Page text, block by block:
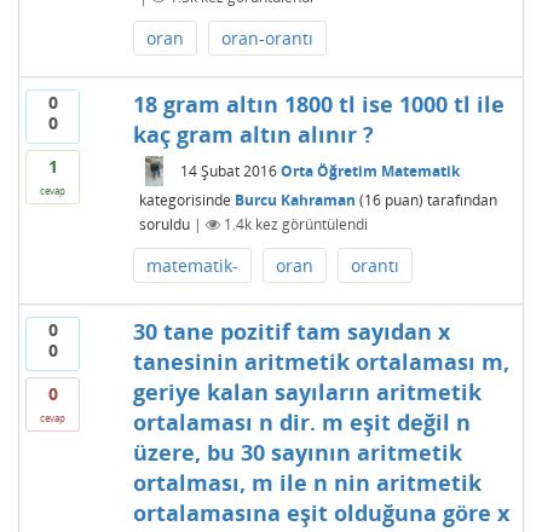
oran oran-orantı
0
0
1
cevap
18 gram altın 1800 tl ise 1000 tl ile
kaç gram altın alınır ?
14 Şubat 2016 Orta Öğretim Matematik
kategorisinde Burcu Kahraman (16puan) tarafından
soruldu | 1.4kkez görüntülendi
matematik- oran orantı
0
0
0
cevap
30 tane pozitif tam sayıdan x
tanesinin aritmetik ortalaması m,
geriye kalan sayıların aritmetik
ortalaması n dir. m eşit değil n
üzere, bu 30 sayının aritmetik
ortalması, m ile n nin aritmetik
ortalamasına eşit olduğuna göre x